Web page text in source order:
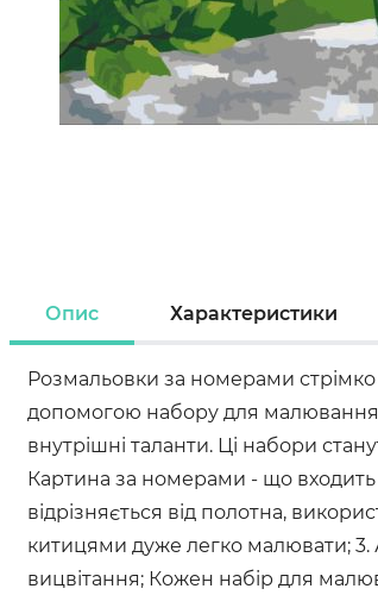
Опис Характеристики
Розмальовки за номерами стрімко
допомогою набору для малювання
внутрішні таланти. Ці набори
Картина за номерами - що входить
відрізняється від полотна,
китицями дуже легко малювати; 3.
вицвітання; Кожен набір для